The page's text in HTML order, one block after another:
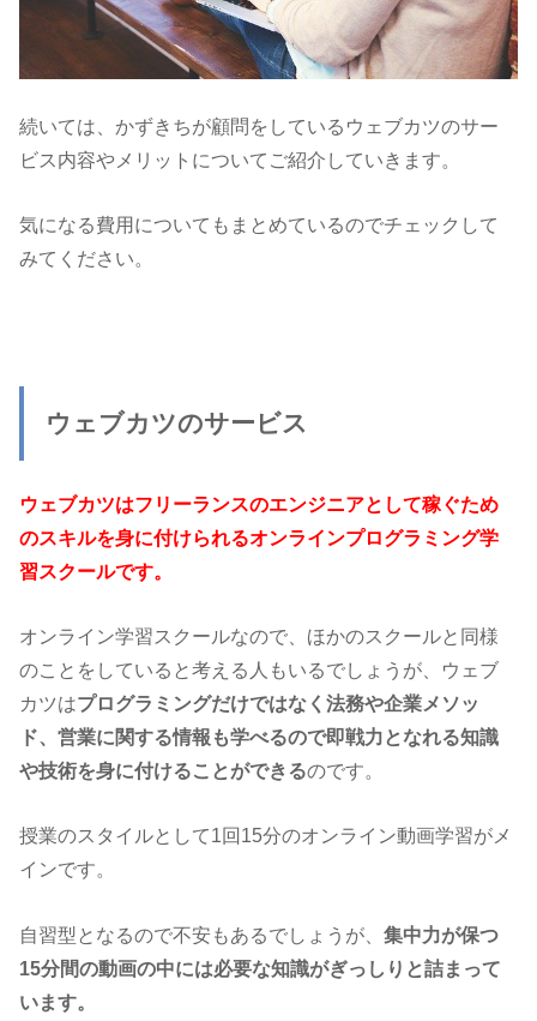
続いては、かずきちが顧問をしているウェブカツのサー
ビス内容やメリットについてご紹介していきます。
気になる費用についてもまとめているのでチェックして
みてください。
ウェブカツのサービス
ウェブカツはフリーランスのエンジニアとして稼ぐため
のスキルを身に付けられるオンラインプログラミング学
習スクールです。
オンライン学習スクールなので、ほかのスクールと同様
のことをしていると考える人もいるでしょうが、ウェブ
カツはプログラミングだけではなく法務や企業メソッ
ド、営業に関する情報も学べるので即戦力となれる知識
や技術を身に付けることができるのです。
授業のスタイルとして1回15分のオンライン動画学習がメ
インです。
自習型となるので不安もあるでしょうが、集中力が保つ
15分間の動画の中には必要な知識がぎっしりと詰まって
います。